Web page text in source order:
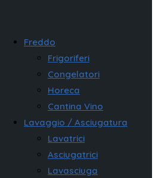
Freddo
Frigoriferi
Congelatori
Horeca
Cantina Vino
Lavaggio / Asciugatura
Lavatrici
Asciugatrici
Lavasciuga